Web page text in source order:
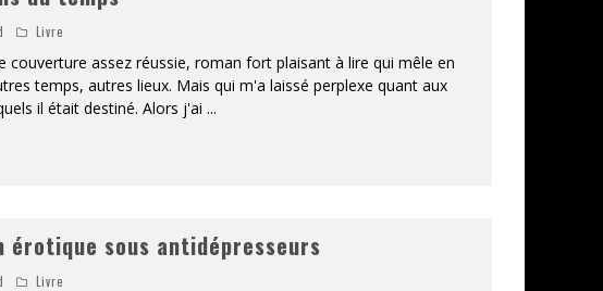
Livre
couverture assez réussie, roman fort plaisant à lire qui mêle en
temps, autres lieux. Mais qui m'a laissé perplexe quant aux
il était destiné. Alors j'ai ...
érotique sous antidépresseurs
Livre